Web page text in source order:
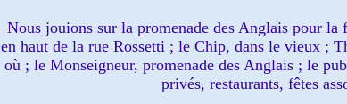
Nous jouions sur la promenade des Anglais pour
en haut de la rue Rossetti ; le Chip, dans le vieux ;
où ; le Monseigneur, promenade des Anglais ; le
privés, restaurants, fêtes